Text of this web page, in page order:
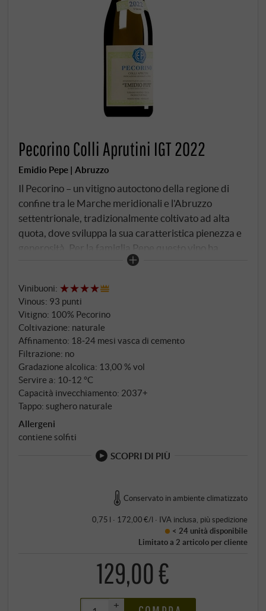
Pecorino Colli Aprutini IGT 2022
Emidio Pepe | Abruzzo
Il Pecorino – un vitigno autoctono della regione di
confine tra le Marche meridionali e l'Abruzzo
settentrionale, tradizionalmente coltivato ad alta
quota, dove sviluppa la sua caratteristica pienezza e
generosità. Per la famiglia Pepe questo vino ha
rappresentato una nuova sfida quando nel 2007 ha
vitigno sconosciuto secondo gli stessi principi
biodinamici radicali del Trebbiano e del
Montepulciano e sottoporlo alla prova della lunga
maturazione, che Emidio Pepe considera la chiave
della raffinatezza e dell'eleganza. La prima annata, il
2010, ha dimostrato che il Pecorino non ha solo una
bellezza immediata, ma anche un potenziale di
invecchiamento che Emidio definisce "il vino del
futuro". Oggi, questo Pecorino è la più piccola
produzione dell'azienda – una rarità bianca che
dimostra come questo nobile vitigno possa
raggiungere il suo apice sotto le mani di artigiani
Vinibuoni:
Vinous: 93 punti
Vitigno: 100% Pecorino
Coltivazione: naturale
Affinamento: 18‑24 mesi vasca di cemento
Filtrazione: no
Gradazione alcolica: 13,00 % vol
Servire a: 10‑12 °C
Capacità invecchiamento: 2037+
Tappo: sughero naturale
Allergeni
contiene solfiti
SCOPRI DI PIÙ
Conservato in ambiente climatizzato
0,75 l · 172,00 €/l · IVA inclusa, più spedizione
< 24 unità disponibile
Limitato a 2 articolo per cliente
129,00 €
+